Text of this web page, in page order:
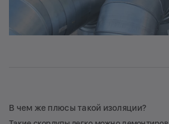
В чем же плюсы такой изоляции?